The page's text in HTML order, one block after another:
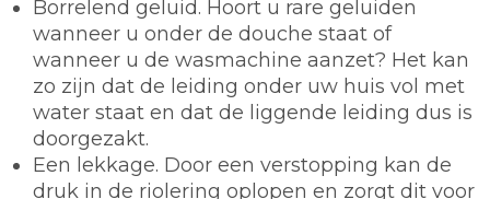
Borrelend geluid. Hoort u rare geluiden
wanneer u onder de douche staat of
wanneer u de wasmachine aanzet? Het kan
zo zijn dat de leiding onder uw huis vol met
water staat en dat de liggende leiding dus is
doorgezakt.
Een lekkage. Door een verstopping kan de
druk in de riolering oplopen en zorgt dit voor